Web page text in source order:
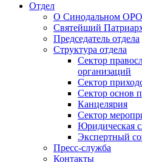
Отдел
О Синодальном
Святейший
Председатель отдела
Структура отдела
Сектор
организаций
Сектор
Сектор основ
Канцелярия
Сектор
Юридическая
Экспертный
Пресс-служба
Контакты